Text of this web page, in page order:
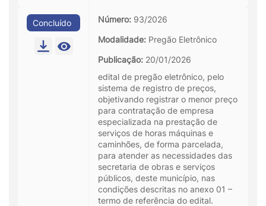
Concluído Número: 93/2026
Modalidade: Pregão Eletrônico
Publicação: 20/01/2026
edital de pregão eletrônico, pelo
sistema de registro de preços,
objetivando registrar o menor preço
para contratação de empresa
especializada na prestação de
serviços de horas máquinas e
caminhões, de forma parcelada,
para atender as necessidades das
secretaria de obras e serviços
públicos, deste município, nas
condições descritas no anexo 01 –
termo de referência do edital.